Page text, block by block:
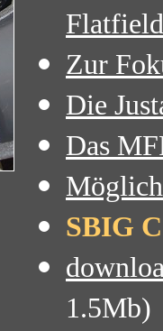
Zur
Die
Das
SBIG
1.5Mb)